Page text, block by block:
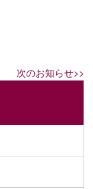
次のお知らせ>>